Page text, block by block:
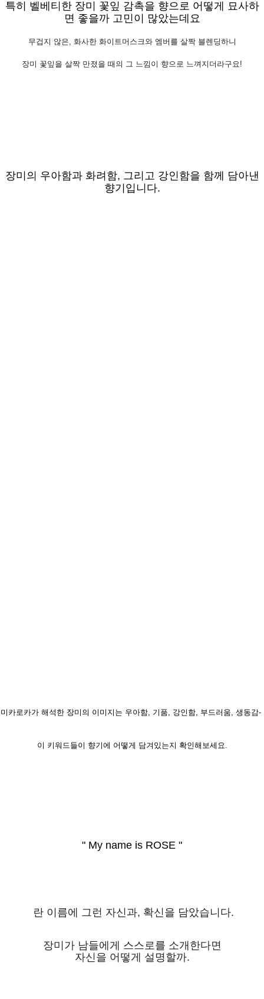
특히 벨베티한 장미 꽃잎 감촉을 향으로 어떻게 묘사하
면 좋을까 고민이 많았는데요
무겁지 않은, 화사한 화이트머스크와 엠버를 살짝 블렌딩하니
장미 꽃잎을 살짝 만졌을 때의 그 느낌이 향으로 느껴지더라구요!
장미의 우아함과 화려함, 그리고 강인함을 함께 담아낸
향기입니다.
미카로카가 해석한 장미의 이미지는 우아함, 기품, 강인함, 부드러움, 생동감-
이 키워드들이 향기에 어떻게 담겨있는지 확인해보세요.
" My name is ROSE "
란 이름에 그런 자신과, 확신을 담았습니다.
장미가 남들에게 스스로를 소개한다면
자신을 어떻게 설명할까.